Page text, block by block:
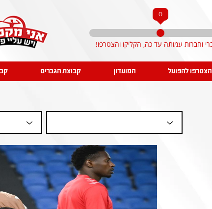
0
הצטרפו להפועל המועדון קבוצת הגברים